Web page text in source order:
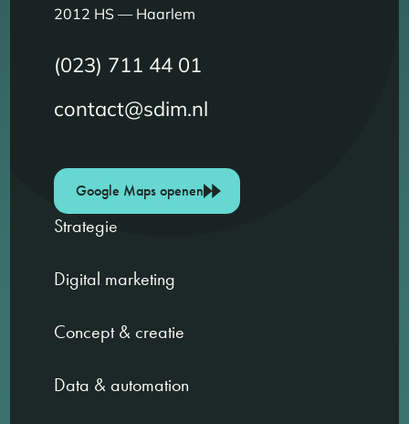
2012 HS — Haarlem
(023) 711 44 01
contact@sdim.nl
Google Maps openen
Strategie
Digital marketing
Concept & creatie
Data & automation